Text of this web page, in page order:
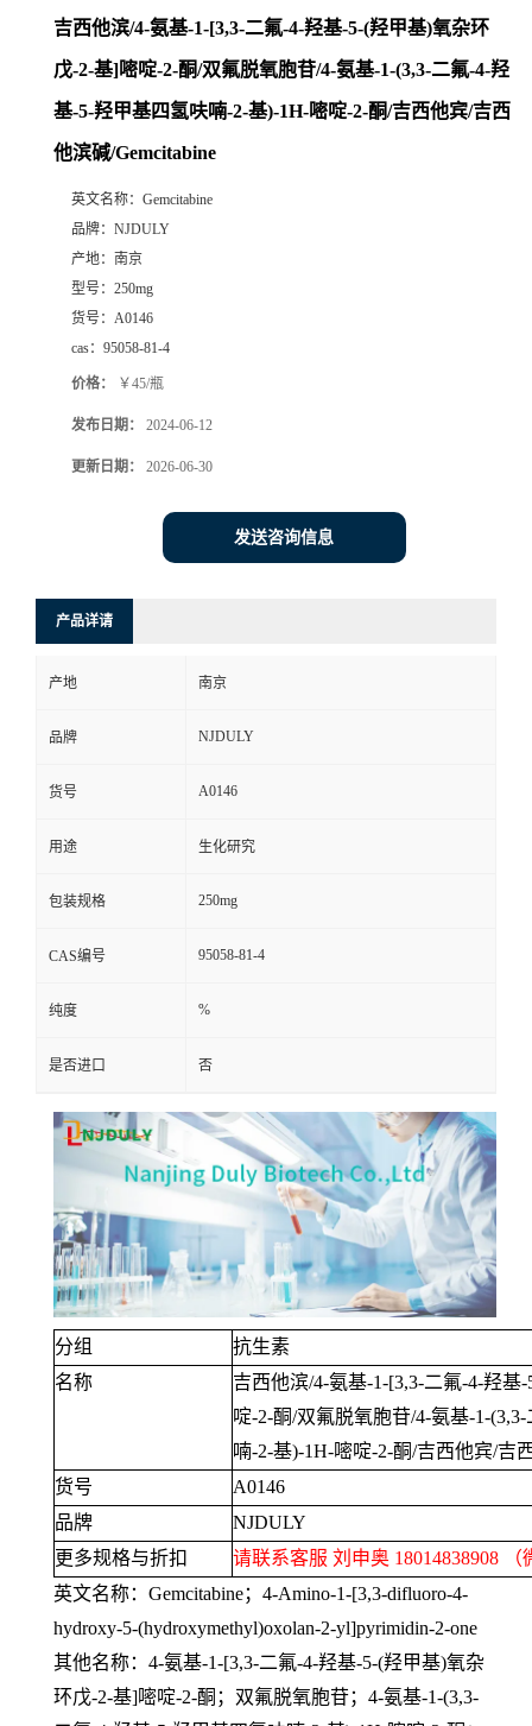
吉西他滨/4-氨基-1-[3,3-二氟-4-羟基-5-(羟甲基)氧杂环
戊-2-基]嘧啶-2-酮/双氟脱氧胞苷/4-氨基-1-(3,3-二氟-4-羟
基-5-羟甲基四氢呋喃-2-基)-1H-嘧啶-2-酮/吉西他宾/吉西
他滨碱/Gemcitabine
英文名称： Gemcitabine
品牌： NJDULY
产地： 南京
型号： 250mg
货号： A0146
cas： 95058-81-4
价格： ￥45/瓶
发布日期： 2024-06-12
更新日期： 2026-06-30
发送咨询信息
产品详请
产地 南京
品牌 NJDULY
货号 A0146
用途 生化研究
包装规格 250mg
CAS编号 95058-81-4
纯度 %
是否进口 否
分组
抗生素
名称
吉西他滨/4-氨基-1-[3,3-二氟-4-羟基-
啶-2-酮/双氟脱氧胞苷/4-氨基-1-(3,3-
喃-2-基)-1H-嘧啶-2-酮/吉西他宾/吉
货号
A0146
品牌
NJDULY
更多规格与折扣
请联系客服 刘申奥 18014838908
英文名称： Gemcitabine； 4-Amino-1-[3,3-difluoro-4-
hydroxy-5-(hydroxymethyl)oxolan-2-yl]pyrimidin-2-one
其他名称： 4-氨基-1-[3,3-二氟-4-羟基-5-(羟甲基)氧杂
环戊-2-基]嘧啶-2-酮；双氟脱氧胞苷； 4-氨基-1-(3,3-